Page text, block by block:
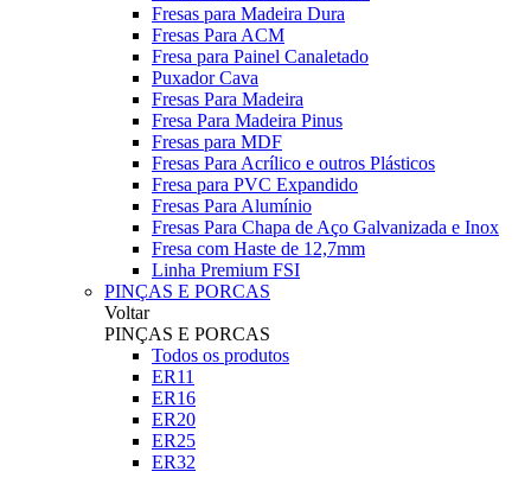
Fresas para Madeira Dura
Fresas Para ACM
Fresa para Painel Canaletado
Puxador Cava
Fresas Para Madeira
Fresa Para Madeira Pinus
Fresas para MDF
Fresas Para Acrílico e outros Plásticos
Fresa para PVC Expandido
Fresas Para Alumínio
Fresas Para Chapa de Aço Galvanizada e Inox
Fresa com Haste de 12,7mm
Linha Premium FSI
PINÇAS E PORCAS
Voltar
PINÇAS E PORCAS
Todos os produtos
ER11
ER16
ER20
ER25
ER32